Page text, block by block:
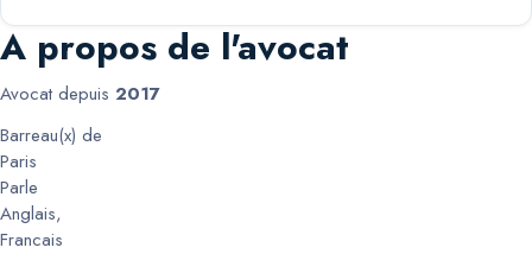
A propos de l'avocat
Avocat depuis 2017
Barreau(x) de
Paris
Parle
Anglais,
Francais